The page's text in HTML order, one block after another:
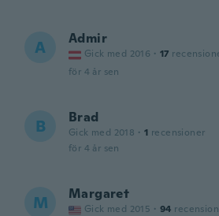
A Admir
Gick med 2016 · 17
för 4 år sen
B Brad
Gick med 2018 · 1 recensioner
för 4 år sen
M Margaret
Gick med 2015 · 94